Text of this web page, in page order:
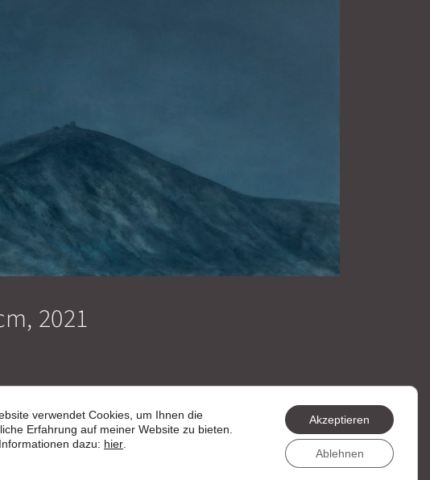
2021
verwendet Cookies, um Ihnen die
Erfahrung auf meiner Website zu bieten.
dazu: hier
Akzeptieren
Ablehnen